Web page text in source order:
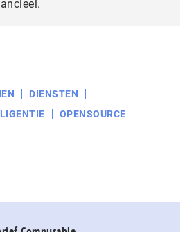
DIENSTEN
OPENSOURCE